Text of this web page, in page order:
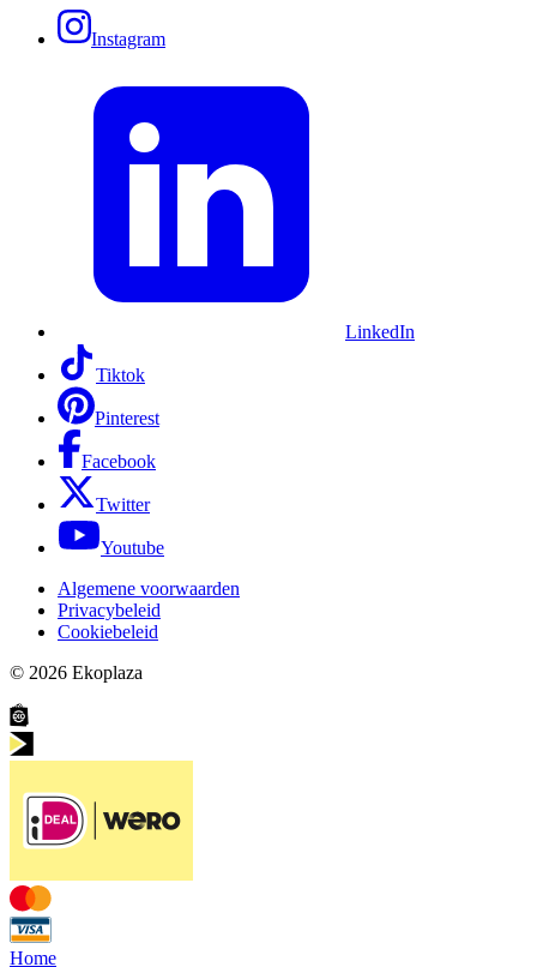
Instagram
LinkedIn
Tiktok
Pinterest
Facebook
Twitter
Youtube
Algemene voorwaarden
Privacybeleid
Cookiebeleid
© 2026 Ekoplaza
Home